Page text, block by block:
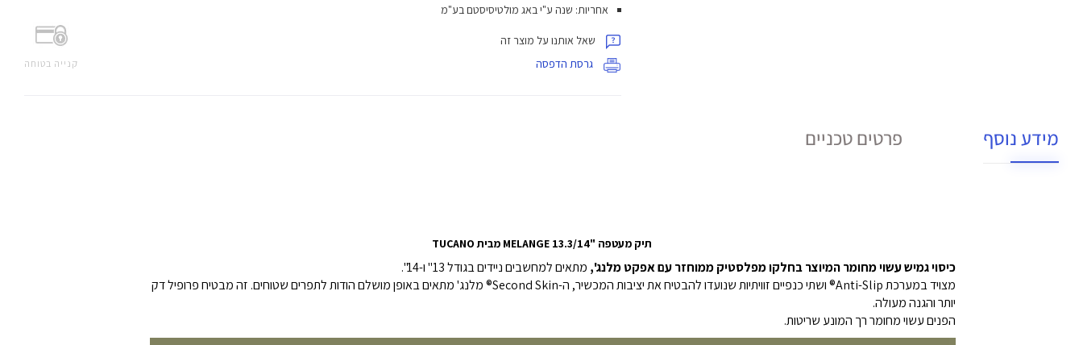
קנייה בטוחה
אחריות: שנה ע"י באג מולטיסיסטם בע"מ
שאל אותנו על מוצר זה
גרסת הדפסה
מידע נוסף פרטים טכניים
תיק מעטפה "13.3/14 MELANGE מבית TUCANO
כיסוי גמיש עשוי מחומר המיוצר בחלקו מפלסטיק ממוחזר עם אפקט מלנג', מתאים למחשבים ניידים בגודל 13" ו-14".
מצויד במערכת Anti-Slip® ושתי כנפיים זוויתיות שנועדו להבטיח את יציבות המכשיר, ה-Second Skin® מלנג' מתאים באופן מושלם הודות לתפרים שטוחים. זה מבטיח פרופיל דק
יותר והגנה מעולה.
הפנים עשוי מחומר רך המונע שריטות.